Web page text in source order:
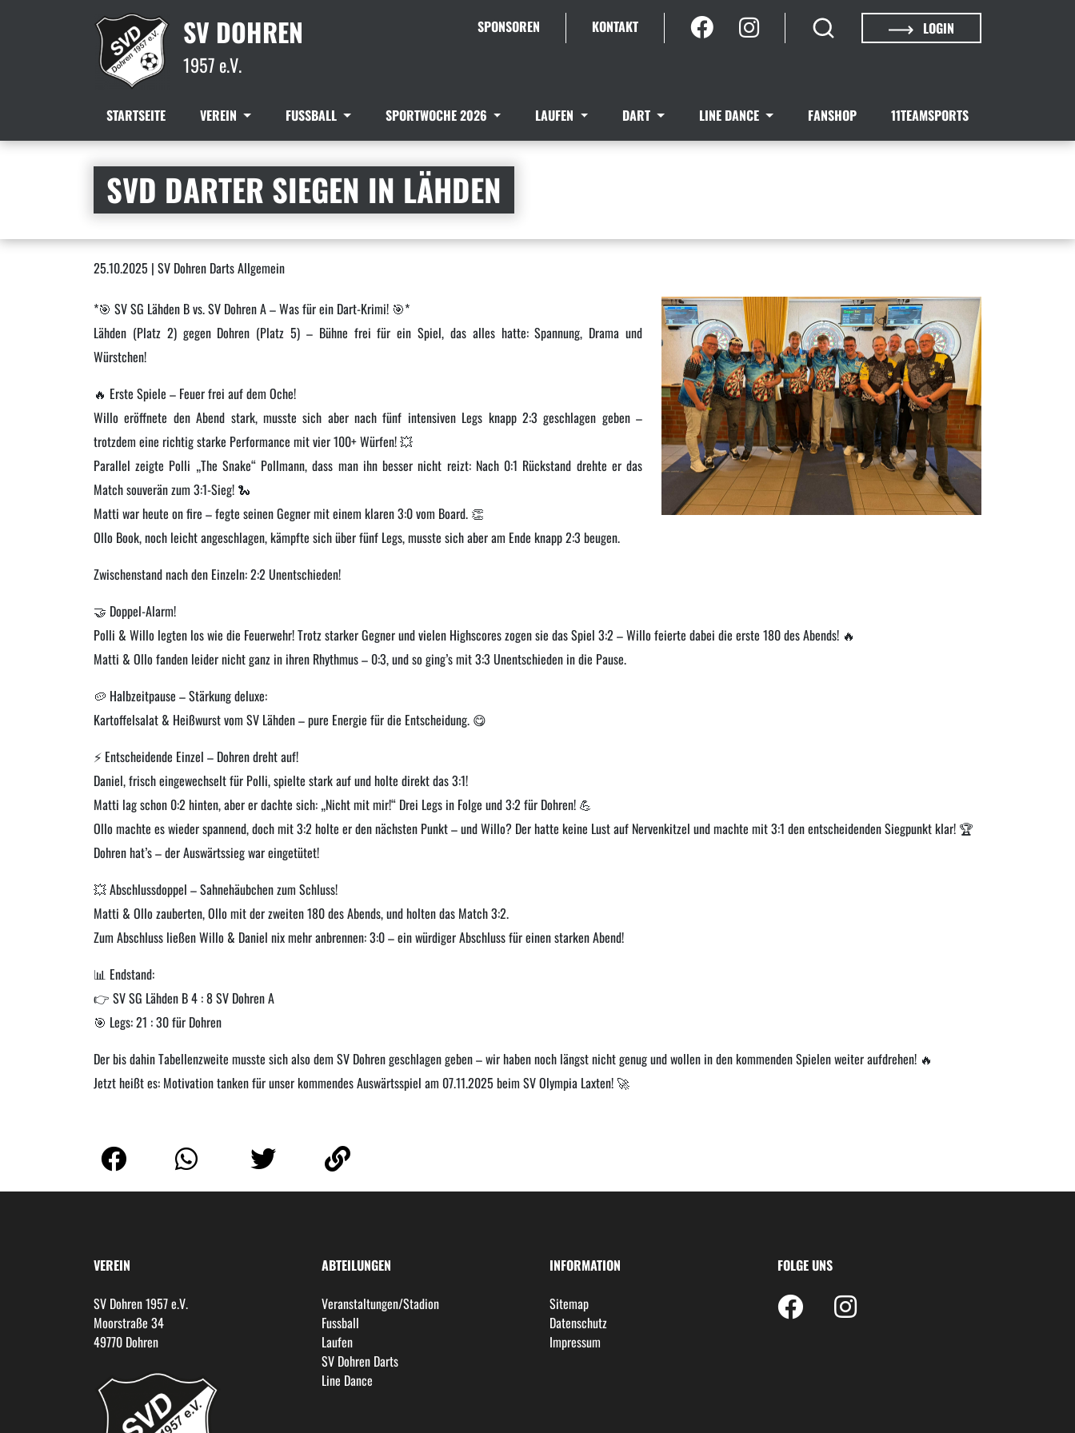
SV DOHREN
1957 e.V.
SPONSOREN KONTAKT LOGIN
STARTSEITE VEREIN FUSSBALL SPORTWOCHE 2026 LAUFEN DART LINE DANCE FANSHOP 11TEAMSPORTS
SVD DARTER SIEGEN IN LÄHDEN
25.10.2025 | SV Dohren Darts Allgemein
*🎯 SV SG Lähden B vs. SV Dohren A – Was für ein Dart-Krimi! 🎯*
Lähden (Platz 2) gegen Dohren (Platz 5) – Bühne frei für ein Spiel, das alles hatte: Spannung, Drama und
Würstchen!
🔥 Erste Spiele – Feuer frei auf dem Oche!
Willo eröffnete den Abend stark, musste sich aber nach fünf intensiven Legs knapp 2:3 geschlagen geben –
trotzdem eine richtig starke Performance mit vier 100+ Würfen! 💥
Parallel zeigte Polli „The Snake“ Pollmann, dass man ihn besser nicht reizt: Nach 0:1 Rückstand drehte er das
Match souverän zum 3:1-Sieg! 🐍
Matti war heute on fire – fegte seinen Gegner mit einem klaren 3:0 vom Board. 👏
Ollo Book, noch leicht angeschlagen, kämpfte sich über fünf Legs, musste sich aber am Ende knapp 2:3 beugen.
Zwischenstand nach den Einzeln: 2:2 Unentschieden!
🤝 Doppel-Alarm!
Polli & Willo legten los wie die Feuerwehr! Trotz starker Gegner und vielen Highscores zogen sie das Spiel 3:2 – Willo feierte dabei die erste 180 des Abends! 🔥
Matti & Ollo fanden leider nicht ganz in ihren Rhythmus – 0:3, und so ging’s mit 3:3 Unentschieden in die Pause.
🥔 Halbzeitpause – Stärkung deluxe:
Kartoffelsalat & Heißwurst vom SV Lähden – pure Energie für die Entscheidung. 😋
⚡ Entscheidende Einzel – Dohren dreht auf!
Daniel, frisch eingewechselt für Polli, spielte stark auf und holte direkt das 3:1!
Matti lag schon 0:2 hinten, aber er dachte sich: „Nicht mit mir!“ Drei Legs in Folge und 3:2 für Dohren! 💪
Ollo machte es wieder spannend, doch mit 3:2 holte er den nächsten Punkt – und Willo? Der hatte keine Lust auf Nervenkitzel und machte mit 3:1 den entscheidenden Siegpunkt klar! 🏆
Dohren hat’s – der Auswärtssieg war eingetütet!
💥 Abschlussdoppel – Sahnehäubchen zum Schluss!
Matti & Ollo zauberten, Ollo mit der zweiten 180 des Abends, und holten das Match 3:2.
Zum Abschluss ließen Willo & Daniel nix mehr anbrennen: 3:0 – ein würdiger Abschluss für einen starken Abend!
📊 Endstand:
👉 SV SG Lähden B 4 : 8 SV Dohren A
🎯 Legs: 21 : 30 für Dohren
Der bis dahin Tabellenzweite musste sich also dem SV Dohren geschlagen geben – wir haben noch längst nicht genug und wollen in den kommenden Spielen weiter aufdrehen! 🔥
Jetzt heißt es: Motivation tanken für unser kommendes Auswärtsspiel am 07.11.2025 beim SV Olympia Laxten! 🚀
VEREIN
SV Dohren 1957 e.V.
Moorstraße 34
49770 Dohren
ABTEILUNGEN
Veranstaltungen/Stadion
Fussball
Laufen
SV Dohren Darts
Line Dance
INFORMATION
Sitemap
Datenschutz
Impressum
FOLGE UNS